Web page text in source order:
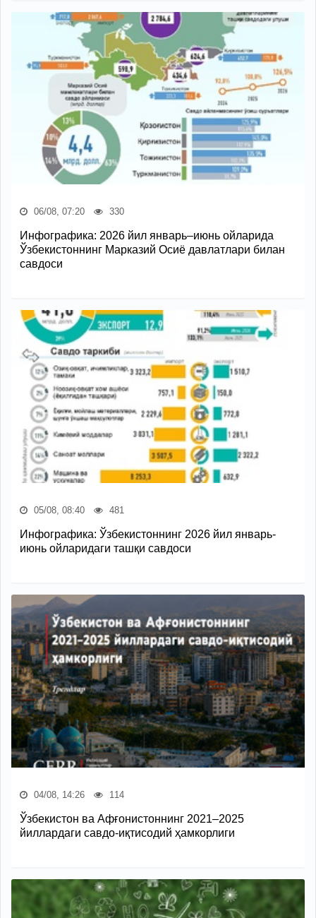
06/08, 07:20 330
Инфографика: 2026 йил январь–июнь ойларида
Ўзбекистоннинг Марказий Осиё давлатлари билан
савдоси
05/08, 08:40 481
Инфографика: Ўзбекистоннинг 2026 йил январь-
июнь ойларидаги ташқи савдоси
04/08, 14:26 114
Ўзбекистон ва Афғонистоннинг 2021–2025
йиллардаги савдо-иқтисодий ҳамкорлиги